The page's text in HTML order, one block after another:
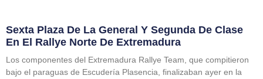
Sexta Plaza De La General Y Segunda De Clase
En El Rallye Norte De Extremadura
Los componentes del Extremadura Rallye Team, que compitieron
bajo el paraguas de Escudería Plasencia, finalizaban ayer en la